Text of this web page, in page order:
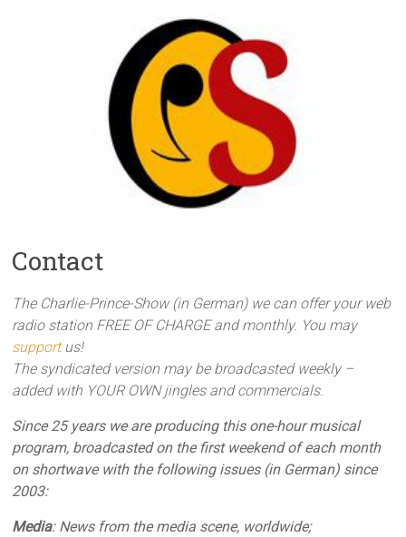
Contact
The Charlie-Prince-Show (in German) we can offer your web
radio station FREE OF CHARGE and monthly. You may
supportus!
The syndicated version may be broadcasted weekly –
added with YOUR OWN jingles and commercials.
Since 25 years we are producing this one-hour musical
program, broadcasted on the first weekend of each month
on shortwave with the following issues (in German) since
2003:
Media: News from the media scene, worldwide;